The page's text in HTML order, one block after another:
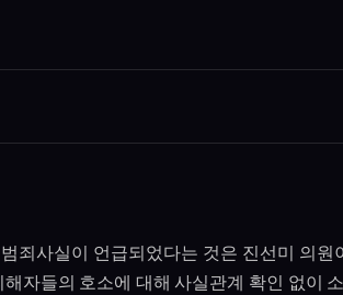
죄사실이 언급되었다는 것은 진선미 의원
자들의 호소에 대해 사실관계 확인 없이